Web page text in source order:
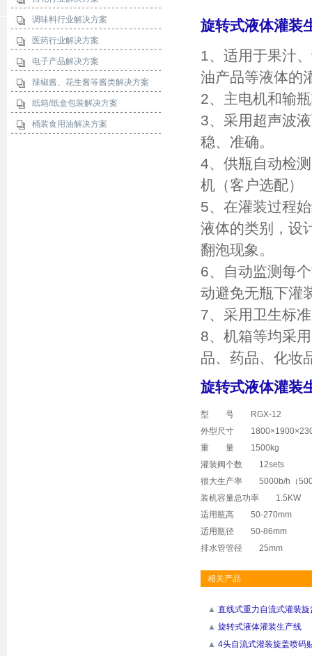
调味料行业解决方案
医药行业解决方案
电子产品解决方案
辣椒酱、花生酱等酱类解决方案
纸箱/纸盒包装解决方案
桶装食用油解决方案
旋转式液体灌装
1、适用于果汁
油产品等液体的
2、主电机和输
3、采用超声波
稳、准确。
4、供瓶自动检
机（客户选配）
5、在灌装过程
液体的类别，设
翻泡现象。
6、自动监测每
动避免无瓶下灌
7、采用卫生标
8、机箱等均采
品、药品、化妆
旋转式液体灌装
型 号 RGX-12
外型尺寸
重 量 1500kg
灌装阀个数 12sets
很大生产率 5000b/h（
装机容量总功率 1.5KW
适用瓶高 50-270mm
适用瓶径 50-86mm
排水管管径 25mm
相关产品
▲ 直线式重力自流式灌装旋
▲ 旋转式液体灌装生产线
▲ 4头自流式灌装旋盖喷码